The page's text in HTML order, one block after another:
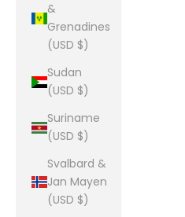
&
Grenadines
(USD $)
Sudan
(USD $)
Suriname
(USD $)
Svalbard &
Jan Mayen
(USD $)